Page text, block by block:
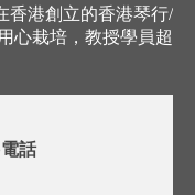
香港創立的香港琴行/
心栽培，教授學員超
話